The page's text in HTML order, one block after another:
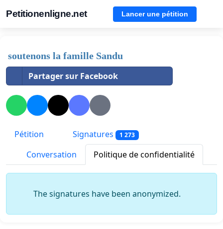
Petitionenligne.net Lancer une pétition
soutenons la famille Sandu
Partager sur Facebook
Pétition Signatures 1 273
Conversation Politique de confidentialité
The signatures have been anonymized.